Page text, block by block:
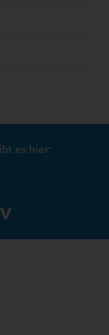
es hier: